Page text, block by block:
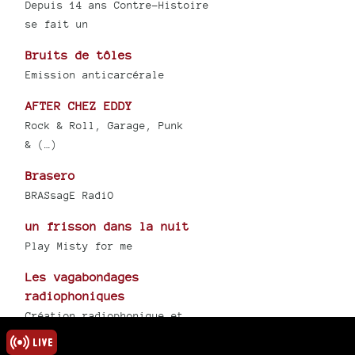
Depuis 14 ans Contre-Histoire
se fait un
Bruits de tôles
Emission anticarcérale
AFTER CHEZ EDDY
Rock & Roll, Garage, Punk
& (…)
Brasero
BRASsagE RadiO
un frisson dans la nuit
Play Misty for me
Les vagabondages
radiophoniques
Création radiophonique et
productions